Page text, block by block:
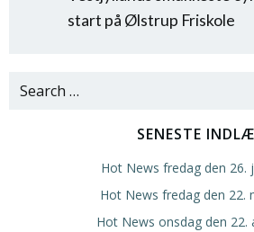
start på Ølstrup Friskole
Search
SENESTE
Hot News fredag den 26.
Hot News fredag den 22.
Hot News onsdag den 22.